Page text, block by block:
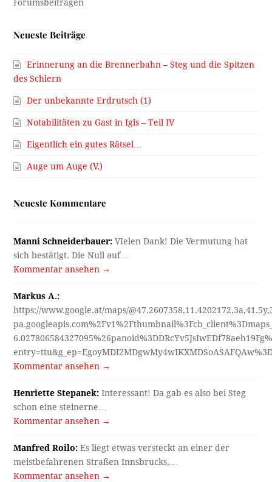
Neueste Beiträge
Erinnerung an die Brennerbahn – Steg und die Spitzen
des Schlern
Der unbekannte Erdrutsch (1)
Notabilitäten zu Gast in Igls – Teil IV
Eigentlich ein gutes Rätsel…
Auge um Auge (V.)
Neueste Kommentare
Manni Schneiderbauer: VIelen Dank! Die Vermutung hat
sich bestätigt. Die Null auf…
Kommentar ansehen →
Markus A.:
https://www.google.at/maps/
Kommentar ansehen →
Henriette Stepanek: Interessant! Da gab es also bei Steg
schon eine steinerne…
Kommentar ansehen →
Manfred Roilo: Es liegt etwas versteckt an einer der
meistbefahrenen Straßen Innsbrucks,…
Kommentar ansehen →